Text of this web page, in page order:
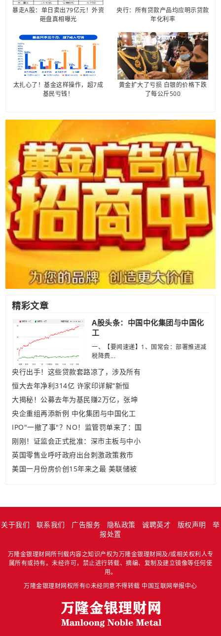
暴走A股：单日卖出79亿元！外资
砸盘真相曝光
央行：所有贷款产品均应明示贷款
年化利率
太扎心了！基金这样操作，超7成
基民亏钱！
黄金扩大了亏损 白银的价格下跌
了每公斤500
精彩文章
A股头条：中国中化集团与中国化
工
一、【要闻速递】1、国常会：部署推进减
税降费...
央行出手！这些贷款套路凉了，涉及所有
恒大去年净利314亿 许家印详解“新恒
大揭秘！公募去年为基民赚2万亿，张坤
央企重组再添新例 中化集团与中国化工
IPO"一撤了事"？NO！监管罚单来了：国
刚刚！证监会正式批准：深市主板与中小
英国零售业呼吁政府出台刺激政策救市
美国一月份房价创15年来之最 美联储被
关于我们 联系我们 广告服务 隐私政策 诚聘英才 版权声明
举
报处置
万隆金银理财网所刊载内容之知识产权为万隆金银理财网及/或相关权利人专
属所有或持有。未经许可，禁止进行转载、摘编、复制及建立镜像等任何使
用。
万隆金银理财网权所有©未经同意不得转载 中国互联网举报中心